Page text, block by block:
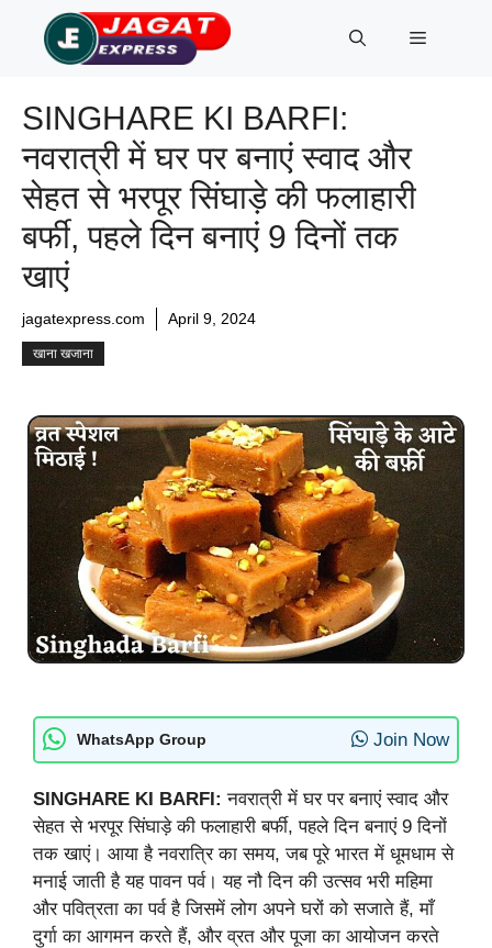
content
Menu
SINGHARE KI BARFI:
नवरात्री में घर पर बनाएं स्वाद और
सेहत से भरपूर सिंघाड़े की फलाहारी
बर्फी, पहले दिन बनाएं 9 दिनों तक
खाएं
jagatexpress.com April 9, 2024
खाना खजाना
WhatsApp Group Join Now
SINGHARE KI BARFI:नवरात्री में घर पर बनाएं स्वाद और
सेहत से भरपूर सिंघाड़े की फलाहारी बर्फी, पहले दिन बनाएं 9 दिनों
तक खाएं। आया है नवरात्रि का समय, जब पूरे भारत में धूमधाम से
मनाई जाती है यह पावन पर्व। यह नौ दिन की उत्सव भरी महिमा
और पवित्रता का पर्व है जिसमें लोग अपने घरों को सजाते हैं, माँ
दुर्गा का आगमन करते हैं, और व्रत और पूजा का आयोजन करते